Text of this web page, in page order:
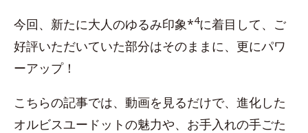
今回、新たに大人のゆるみ印象*4に着目して、ご
好評いただいていた部分はそのままに、更にパワ
ーアップ！
こちらの記事では、動画を見るだけで、進化した
オルビスユードットの魅力や、お手入れの手ごた